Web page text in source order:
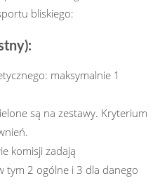
bliskiego:
maksymalnie 1
są na zestawy. Kryterium
komisji zadają
tym 2 ogólne i 3 dla danego